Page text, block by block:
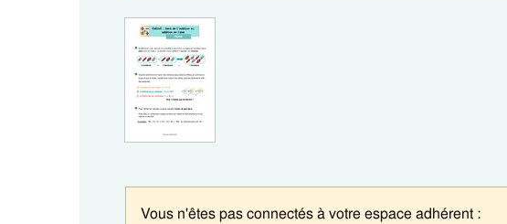
Vous n'êtes pas connectés à votre espace adhérent :